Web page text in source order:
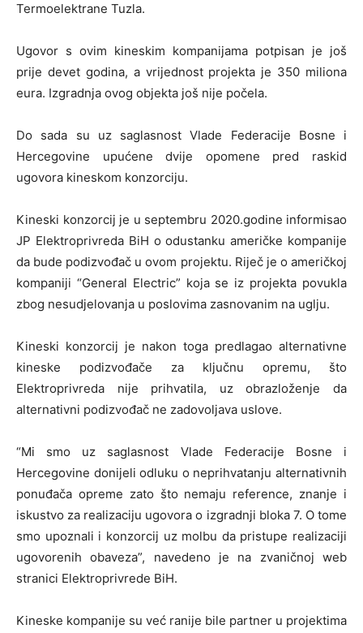
Termoelektrane Tuzla.
Ugovor s ovim kineskim kompanijama potpisan je još
prije devet godina, a vrijednost projekta je 350 miliona
eura. Izgradnja ovog objekta još nije počela.
Do sada su uz saglasnost Vlade Federacije Bosne i
Hercegovine upućene dvije opomene pred raskid
ugovora kineskom konzorciju.
Kineski konzorcij je u septembru 2020.godine informisao
JP Elektroprivreda BiH o odustanku američke kompanije
da bude podizvođač u ovom projektu. Riječ je o američkoj
kompaniji “General Electric” koja se iz projekta povukla
zbog nesudjelovanja u poslovima zasnovanim na uglju.
Kineski konzorcij je nakon toga predlagao alternativne
kineske podizvođače za ključnu opremu, što
Elektroprivreda nije prihvatila, uz obrazloženje da
alternativni podizvođač ne zadovoljava uslove.
“Mi smo uz saglasnost Vlade Federacije Bosne i
Hercegovine donijeli odluku o neprihvatanju alternativnih
ponuđača opreme zato što nemaju reference, znanje i
iskustvo za realizaciju ugovora o izgradnji bloka 7. O tome
smo upoznali i konzorcij uz molbu da pristupe realizaciji
ugovorenih obaveza”, navedeno je na zvaničnoj web
stranici Elektroprivrede BiH.
Kineske kompanije su već ranije bile partner u projektima